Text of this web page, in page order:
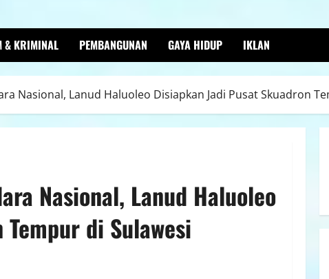
& KRIMINAL PEMBANGUNAN GAYA HIDUP IKLAN
Nasional, Lanud Haluoleo Disiapkan Jadi Pusat Skuadron
Nasional, Lanud Haluoleo
di Sulawesi